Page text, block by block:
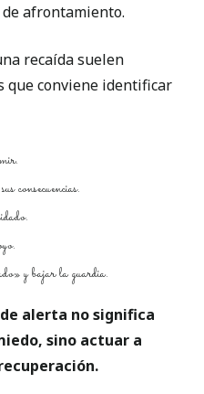
afrontamiento.
recaída suelen
que conviene identificar
consecuencias.
y bajar la guardia.
alerta no significa
sino actuar a